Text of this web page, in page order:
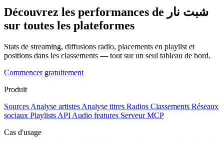
Découvrez les performances de شبت نار
sur toutes les plateformes
Stats de streaming, diffusions radio, placements en playlist et
positions dans les classements — tout sur un seul tableau de bord.
Commencer gratuitement
Produit
Sources Analyse artistes Analyse titres Radios Classements Réseaux
sociaux Playlists API Audio features Serveur MCP
Cas d'usage